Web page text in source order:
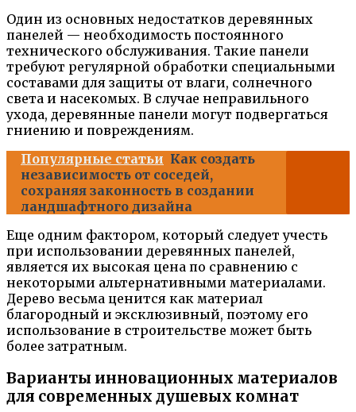
Один из основных недостатков деревянных
панелей — необходимость постоянного
технического обслуживания. Такие панели
требуют регулярной обработки специальными
составами для защиты от влаги, солнечного
света и насекомых. В случае неправильного
ухода, деревянные панели могут подвергаться
гниению и повреждениям.
Популярные статьи Как создать
независимость от соседей,
сохраняя законность в создании
ландшафтного дизайна
Еще одним фактором, который следует учесть
при использовании деревянных панелей,
является их высокая цена по сравнению с
некоторыми альтернативными материалами.
Дерево весьма ценится как материал
благородный и эксклюзивный, поэтому его
использование в строительстве может быть
более затратным.
Варианты инновационных материалов
для современных душевых комнат